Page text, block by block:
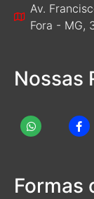
Av.
Fora - MG,
Nossas
Formas